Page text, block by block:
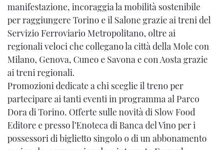
manifestazione, incoraggia la mobilità sostenibile
per raggiungere Torino e il Salone grazie ai treni del
Servizio Ferroviario Metropolitano, oltre ai
regionali veloci che collegano la città della Mole con
Milano, Genova, Cuneo e Savona e con Aosta grazie
ai treni regionali.
Promozioni dedicate a chi sceglie il treno per
partecipare ai tanti eventi in programma al Parco
Dora di Torino. Offerte sulle novità di Slow Food
Editore e presso l’Enoteca di Banca del Vino per i
possessori di biglietto singolo o di un abbonamento